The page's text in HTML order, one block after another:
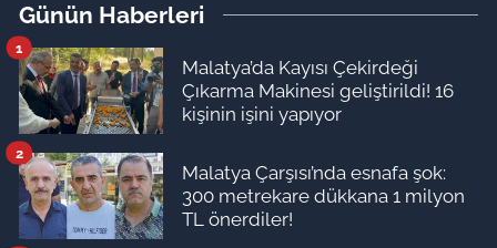
Günün Haberleri
Malatya’da Kayısı Çekirdeği
Çıkarma Makinesi geliştirildi! 16
kişinin işini yapıyor
1
Malatya Çarşısı’nda esnafa şok:
300 metrekare dükkana 1 milyon
TL önerdiler!
2